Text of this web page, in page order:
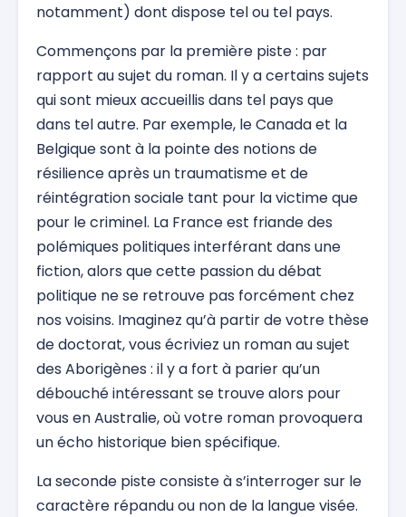
notamment) dont dispose tel ou tel pays.
Commençons par la première piste : par
rapport au sujet du roman. Il y a certains sujets
qui sont mieux accueillis dans tel pays que
dans tel autre. Par exemple, le Canada et la
Belgique sont à la pointe des notions de
résilience après un traumatisme et de
réintégration sociale tant pour la victime que
pour le criminel. La France est friande des
polémiques politiques interférant dans une
fiction, alors que cette passion du débat
politique ne se retrouve pas forcément chez
nos voisins. Imaginez qu’à partir de votre thèse
de doctorat, vous écriviez un roman au sujet
des Aborigènes : il y a fort à parier qu’un
débouché intéressant se trouve alors pour
vous en Australie, où votre roman provoquera
un écho historique bien spécifique.
La seconde piste consiste à s’interroger sur le
caractère répandu ou non de la langue visée.